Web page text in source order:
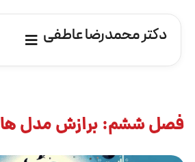
دکتر محمدرضا عاطفی
فصل ششم: برازش مدل ها